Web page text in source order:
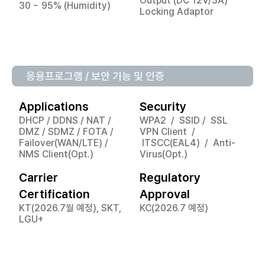
30 ~ 95% (Humidity)
Locking Adaptor
응용프로그램 / 보안 기능 및 인증
Applications
DHCP / DDNS / NAT /
DMZ / SDMZ / FOTA /
Failover(WAN/LTE) /
NMS Client(Opt.)
Security
WPA2 / SSID / SSL
VPN Client /
ITSCC(EAL4) / Anti-
Virus(Opt.)
Carrier
Certification
KT(2026.7월 예정), SKT,
LGU+
Regulatory
Approval
KC(2026.7 예정)